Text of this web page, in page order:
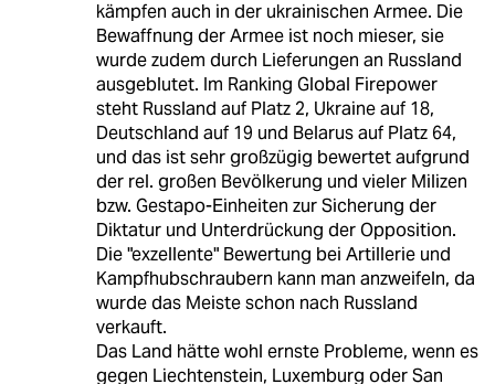
kämpfen auch in der ukrainischen Armee. Die
Bewaffnung der Armee ist noch mieser, sie
wurde zudem durch Lieferungen an Russland
ausgeblutet. Im Ranking Global Firepower
steht Russland auf Platz 2, Ukraine auf 18,
Deutschland auf 19 und Belarus auf Platz 64,
und das ist sehr großzügig bewertet aufgrund
der rel. großen Bevölkerung und vieler Milizen
bzw. Gestapo-Einheiten zur Sicherung der
Diktatur und Unterdrückung der Opposition.
Die "exzellente" Bewertung bei Artillerie und
Kampfhubschraubern kann man anzweifeln, da
wurde das Meiste schon nach Russland
verkauft.
Das Land hätte wohl ernste Probleme, wenn es
gegen Liechtenstein, Luxemburg oder San